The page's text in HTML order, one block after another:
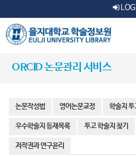
ORCID 논문관리 서비스
논문작성법 영어논문교정 학술지 투
우수학술지 등재목록 투고 학술지 찾기
저작권과 연구윤리